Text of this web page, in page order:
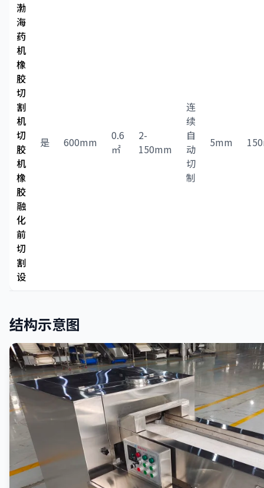
渤
海
药
机
橡
胶
切
割
机
切
胶
机
橡
胶
融
化
前
切
割
设
是 600mm
0.6
㎡
2-
150mm
连
续
自
动
切
制
5mm
结构示意图